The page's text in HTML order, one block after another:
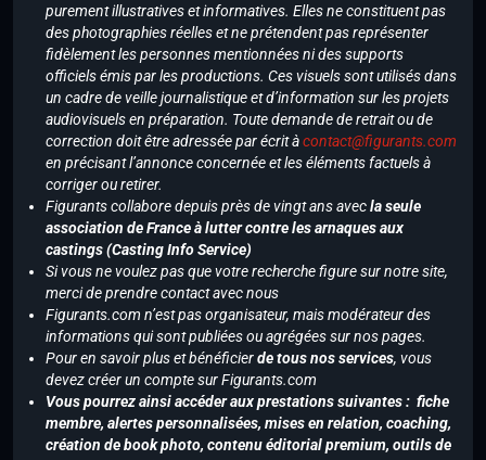
purement illustratives et informatives. Elles ne constituent pas
des photographies réelles et ne prétendent pas représenter
fidèlement les personnes mentionnées ni des supports
officiels émis par les productions. Ces visuels sont utilisés dans
un cadre de veille journalistique et d’information sur les projets
audiovisuels en préparation. Toute demande de retrait ou de
correction doit être adressée par écrit àcontact@figurants.com
en précisant l’annonce concernée et les éléments factuels à
corriger ou retirer.
Figurants collabore depuis près de vingt ans avecla seule
association de France à lutter contre les arnaques aux
castings (Casting Info Service)
Si vous ne voulez pas que votre recherche figure sur notre site,
merci de prendre contact avec nous
Figurants.com n’est pas organisateur, mais modérateur des
informations qui sont publiées ou agrégées sur nos pages.
Pour en savoir plus et bénéficierde tous nos services, vous
devez créer un compte sur Figurants.com
Vous pourrez ainsi accéder aux prestations suivantes : fiche
membre, alertes personnalisées, mises en relation, coaching,
création de book photo, contenu éditorial premium, outils de